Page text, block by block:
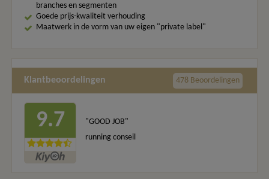
branches en segmenten
Goede prijs-kwaliteit verhouding
Maatwerk in de vorm van uw eigen "private label"
Klantbeoordelingen 478 Beoordelingen
9.7
"GOOD JOB"
running conseil